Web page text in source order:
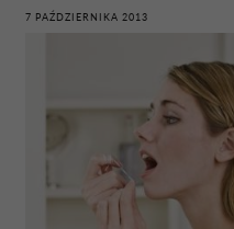
7 PAŹDZIERNIKA 2013